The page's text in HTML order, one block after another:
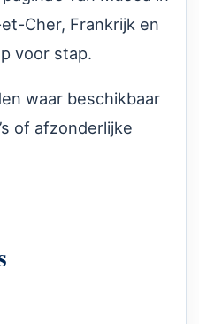
Cher, Frankrijk en
voor stap.
waar beschikbaar
of afzonderlijke